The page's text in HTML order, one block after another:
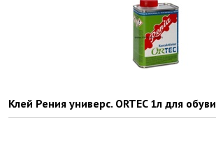
Клей Рения универс. ORTEC 1л для обуви